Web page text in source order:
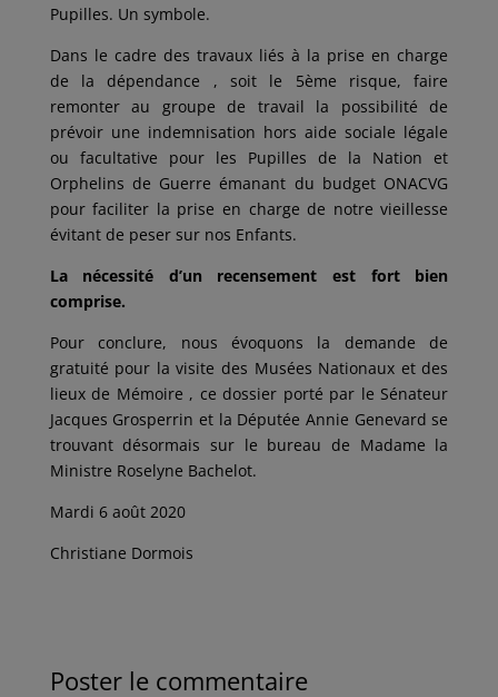
Pupilles. Un symbole.
Dans le cadre des travaux liés à la prise en charge
de la dépendance , soit le 5ème risque, faire
remonter au groupe de travail la possibilité de
prévoir une indemnisation hors aide sociale légale
ou facultative pour les Pupilles de la Nation et
Orphelins de Guerre émanant du budget ONACVG
pour faciliter la prise en charge de notre vieillesse
évitant de peser sur nos Enfants.
La nécessité d’un recensement est fort bien
comprise.
Pour conclure, nous évoquons la demande de
gratuité pour la visite des Musées Nationaux et des
lieux de Mémoire , ce dossier porté par le Sénateur
Jacques Grosperrin et la Députée Annie Genevard se
trouvant désormais sur le bureau de Madame la
Ministre Roselyne Bachelot.
Mardi 6 août 2020
Christiane Dormois
Poster le commentaire